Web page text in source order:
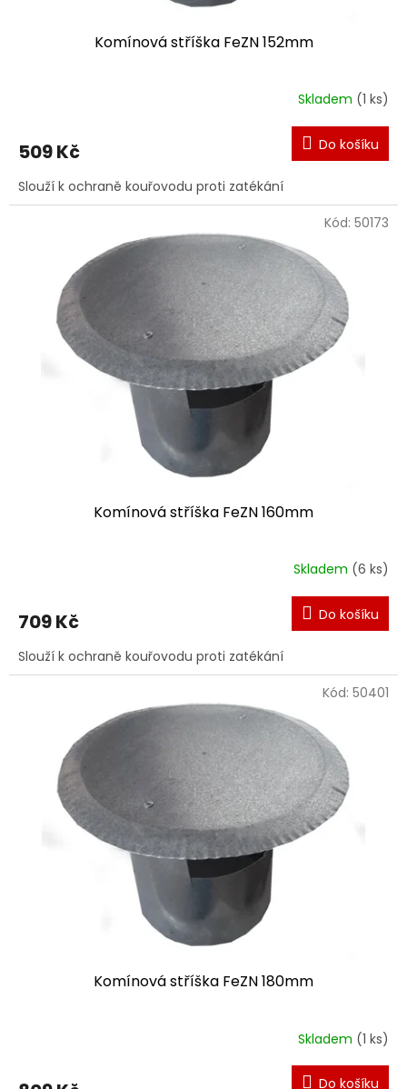
Komínová stříška FeZN 152mm
Skladem (1 ks)
509 Kč Do košíku
Slouží k ochraně kouřovodu proti zatékání
Komínová stříška FeZN 160mm
Skladem (6 ks)
709 Kč Do košíku
Slouží k ochraně kouřovodu proti zatékání
Kód: 50173
Komínová stříška FeZN 180mm
Skladem (1 ks)
Do košíku
Kód: 50401